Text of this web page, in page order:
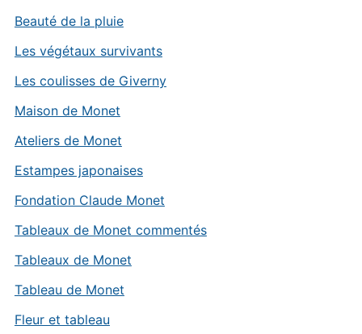
Beauté de la pluie
Les végétaux survivants
Les coulisses de Giverny
Maison de Monet
Ateliers de Monet
Estampes japonaises
Fondation Claude Monet
Tableaux de Monet commentés
Tableaux de Monet
Tableau de Monet
Fleur et tableau